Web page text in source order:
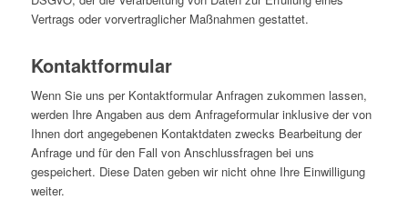
Vertrags oder vorvertraglicher Maßnahmen gestattet.
Kontaktformular
Wenn Sie uns per Kontaktformular Anfragen zukommen lassen,
werden Ihre Angaben aus dem Anfrageformular inklusive der von
Ihnen dort angegebenen Kontaktdaten zwecks Bearbeitung der
Anfrage und für den Fall von Anschlussfragen bei uns
gespeichert. Diese Daten geben wir nicht ohne Ihre Einwilligung
weiter.